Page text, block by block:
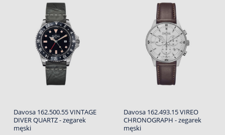
Davosa 162.500.55 VINTAGE
DIVER QUARTZ - zegarek
męski
Davosa 162.493.15 VIREO
CHRONOGRAPH - zegarek
męski